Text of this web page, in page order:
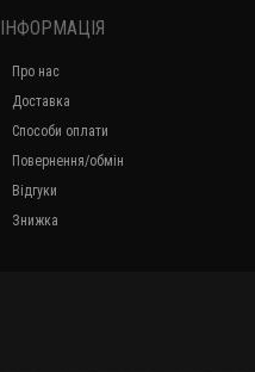
ІНФОРМАЦІЯ
Про нас
Доставка
Способи оплати
Повернення/обмін
Відгуки
Знижка